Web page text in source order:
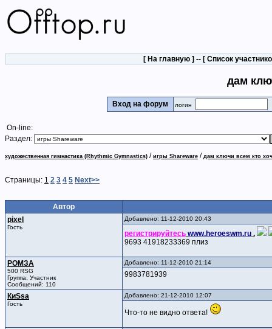
[ На главную ] -- [ Список
дам
Вход на форум логин
On-line:
Раздел:
художественная гимнастика (Rhythmic Gymnastics) / игры Shareware / дам ключи всем кто
Страницы: 1 2 3 4 5 Next>>
Автор
pixel
Гость
Добавлено: 11-12-2010 20:43
регистрируйтесь www.heroeswm.ru .
9693 41918233369 плиз
РОМЗА
500 RSG
Группа: Участник
Сообщений: 110
Добавлено: 11-12-2010 21:14
9983781939
КиSsа
Гость
Добавлено: 21-12-2010 12:07
Что-то не видно ответа!